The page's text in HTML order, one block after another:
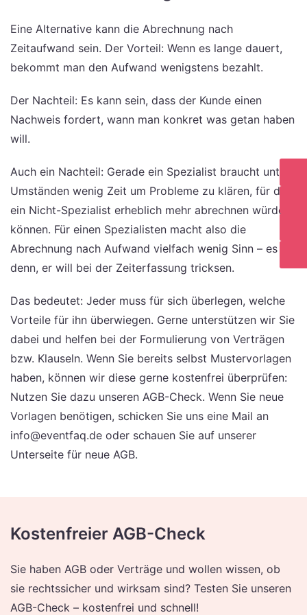
Eine Alternative kann die Abrechnung nach
Zeitaufwand sein. Der Vorteil: Wenn es lange dauert,
bekommt man den Aufwand wenigstens bezahlt.
Der Nachteil: Es kann sein, dass der Kunde einen
Nachweis fordert, wann man konkret was getan haben
will.
Auch ein Nachteil: Gerade ein Spezialist braucht unter
Umständen wenig Zeit um Probleme zu klären, für die
ein Nicht-Spezialist erheblich mehr abrechnen würde
können. Für einen Spezialisten macht also die
Abrechnung nach Aufwand vielfach wenig Sinn – es sei
denn, er will bei der Zeiterfassung tricksen.
Das bedeutet: Jeder muss für sich überlegen, welche
Vorteile für ihn überwiegen. Gerne unterstützen wir Sie
dabei und helfen bei der Formulierung von Verträgen
bzw. Klauseln. Wenn Sie bereits selbst Mustervorlagen
haben, können wir diese gerne kostenfrei überprüfen:
Nutzen Sie dazu unseren AGB-Check. Wenn Sie neue
Vorlagen benötigen, schicken Sie uns eine Mail an
info@eventfaq.de oder schauen Sie auf unserer
Unterseite für neue AGB.
Kostenfreier AGB-Check
Sie haben AGB oder Verträge und wollen wissen, ob
sie rechtssicher und wirksam sind? Testen Sie unseren
AGB-Check – kostenfrei und schnell!